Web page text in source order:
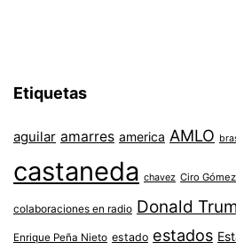
Etiquetas
aguilar amarres america AMLO
castaneda chavez Ciro
colaboraciones en radio Donald
Enrique Peña Nieto estado estados